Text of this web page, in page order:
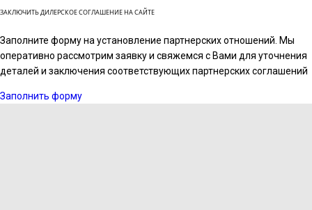
ЗАКЛЮЧИТЬ ДИЛЕРСКОЕ СОГЛАШЕНИЕ НА САЙТЕ
Заполните форму на установление партнерских отношений. Мы
оперативно рассмотрим заявку и свяжемся с Вами для уточнения
деталей и заключения соответствующих партнерских соглашений
Заполнить форму